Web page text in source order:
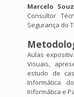
Marcelo
Consultor
Segurança do
Aulas
Visuais,
estudo de
Informática
Informática e